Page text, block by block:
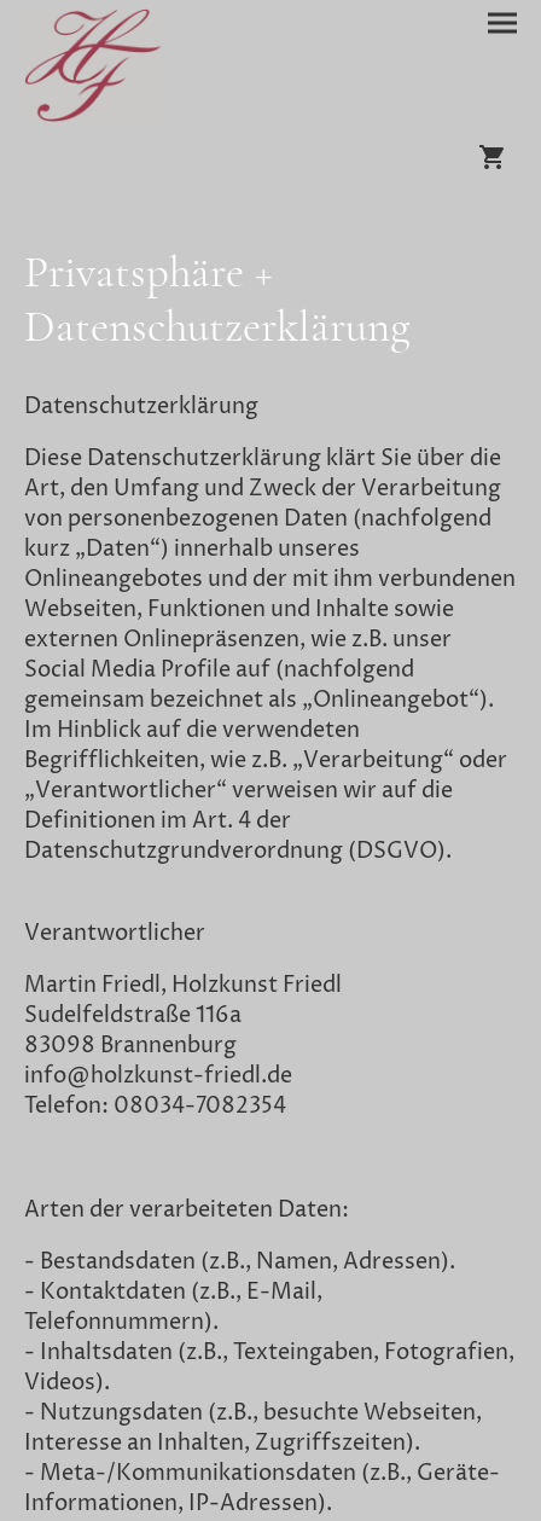
Privatsphäre +
Datenschutzerklärung
Datenschutzerklärung
Diese Datenschutzerklärung klärt Sie über die
Art, den Umfang und Zweck der Verarbeitung
von personenbezogenen Daten (nachfolgend
kurz „Daten“) innerhalb unseres
Onlineangebotes und der mit ihm verbundenen
Webseiten, Funktionen und Inhalte sowie
externen Onlinepräsenzen, wie z.B. unser
Social Media Profile auf (nachfolgend
gemeinsam bezeichnet als „Onlineangebot“).
Im Hinblick auf die verwendeten
Begrifflichkeiten, wie z.B. „Verarbeitung“ oder
„Verantwortlicher“ verweisen wir auf die
Definitionen im Art. 4 der
Datenschutzgrundverordnung (DSGVO).
Verantwortlicher
Martin Friedl, Holzkunst Friedl
Sudelfeldstraße 116a
83098 Brannenburg
info@holzkunst-friedl.de
Telefon: 08034-7082354
Arten der verarbeiteten Daten:
- Bestandsdaten (z.B., Namen, Adressen).
- Kontaktdaten (z.B., E-Mail,
Telefonnummern).
- Inhaltsdaten (z.B., Texteingaben, Fotografien,
Videos).
- Nutzungsdaten (z.B., besuchte Webseiten,
Interesse an Inhalten, Zugriffszeiten).
- Meta-/Kommunikationsdaten (z.B., Geräte-
Informationen, IP-Adressen).